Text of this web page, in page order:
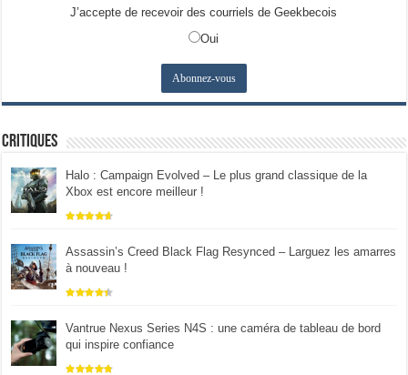
J’accepte de recevoir des courriels de Geekbecois
Oui
Critiques
Halo : Campaign Evolved – Le plus grand classique de la
Xbox est encore meilleur !
Assassin’s Creed Black Flag Resynced – Larguez les amarres
à nouveau !
Vantrue Nexus Series N4S : une caméra de tableau de bord
qui inspire confiance